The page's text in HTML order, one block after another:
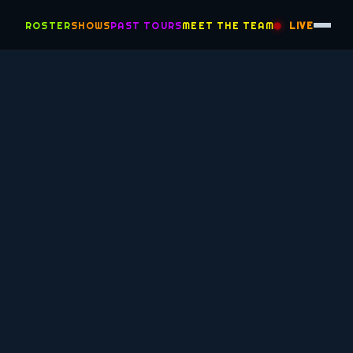
ROSTERSHOWSPAST TOURSMEET THE TEAM LIVE